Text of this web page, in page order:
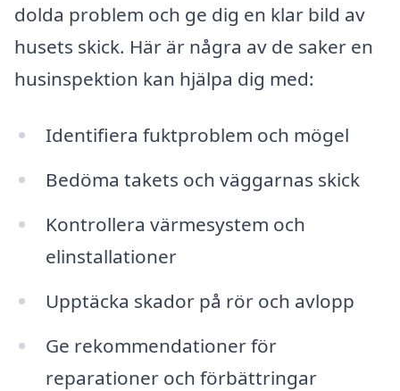
dolda problem och ge dig en klar bild av
husets skick. Här är några av de saker en
husinspektion kan hjälpa dig med:
Identifiera fuktproblem och mögel
Bedöma takets och väggarnas skick
Kontrollera värmesystem och
elinstallationer
Upptäcka skador på rör och avlopp
Ge rekommendationer för
reparationer och förbättringar